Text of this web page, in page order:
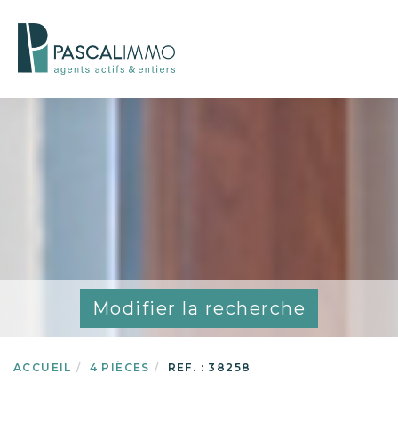
Modifier la recherche
ACCUEIL 4 PIÈCES REF. : 38258